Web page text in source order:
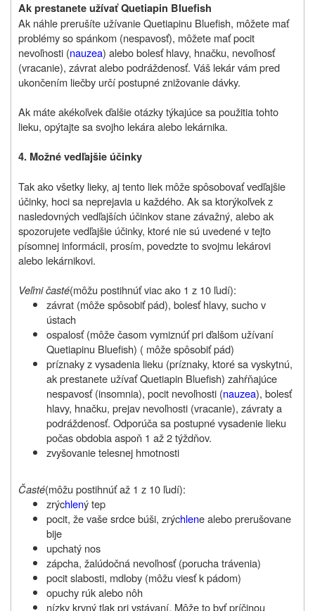
Ak prestanete užívaťQuetiapin Bluefish
Ak náhle prerušíte užívanie Quetiapinu Bluefish, môžete mať
problémy so spánkom (nespavosť), môžete mať pocit
nevoľnosti (nauzea) alebo bolesť hlavy, hnačku, nevoľnosť
(vracanie), závrat alebo podráždenosť. Váš lekár vám pred
ukončením liečby určí postupné znižovaniedávky.
Ak máte akékoľvek ďalšie otázky týkajúce sa použitia tohto
lieku, opýtajte sa svojho lekára alebo lekárnika.
4. Možné vedľajšie účinky
Tak ako všetky lieky, aj tento liek môže spôsobovať vedľajšie
účinky, hoci sa neprejavia u každého. Ak sa ktorýkoľvek z
nasledovných vedľajších účinkov stane závažný, alebo ak
spozorujete vedľajšie účinky, ktoré nie sú uvedené v tejto
písomnej informácii, prosím, povedzte to svojmu lekárovi
alebo lekárnikovi.
Veľmi časté(môžu postihnúť viac ako 1 z 10 ľudí):
závrat (môže spôsobiť pád), bolesť hlavy, sucho v
ústach
ospalosť (môže časom vymiznúť pri ďalšom užívaní
Quetiapinu Bluefish) ( môže spôsobiť pád)
príznaky z vysadenia lieku (príznaky, ktoré sa vyskytnú,
ak prestanete užívať Quetiapin Bluefish) zahŕňajúce
nespavosť (insomnia), pocit nevoľnosti (nauzea), bolesť
hlavy, hnačku, prejav nevoľnosti (vracanie), závraty a
podráždenosť. Odporúča sa postupné vysadenie lieku
počas obdobia aspoň 1 až 2 týždňov.
zvyšovanie telesnej hmotnosti
Časté(môžu postihnúť až 1 z 10 ľudí):
zrýchlený tep
pocit, že vaše srdce búši, zrýchlene alebo prerušovane
bije
upchatý nos
zápcha, žalúdočná nevoľnosť (porucha trávenia)
pocit slabosti, mdloby (môžu viesť k pádom)
opuchy rúk alebo nôh
nízky krvný tlak pri vstávaní. Môže to byť príčinou